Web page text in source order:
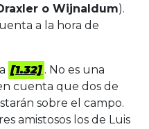
o Wijnaldum).
a la hora de
[1.32] . No es una
cuenta que dos de
sobre el campo.
amistosos los de Luis